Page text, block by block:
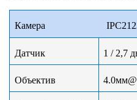
Камера
Датчик 1 / 2,7
Объектив 4.0